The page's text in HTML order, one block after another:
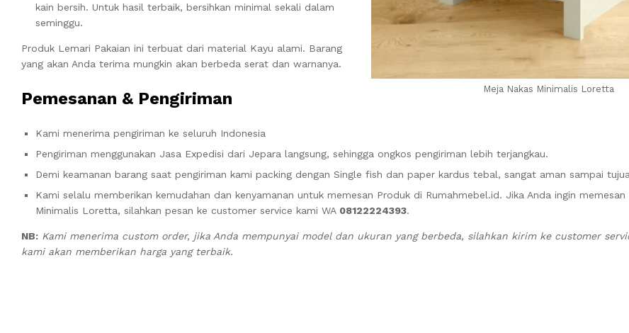
Meja Nakas Minimalis Loretta
kain bersih. Untuk hasil terbaik, bersihkan minimal sekali dalam
seminggu.
Produk Lemari Pakaian ini terbuat dari material Kayu alami. Barang
yang akan Anda terima mungkin akan berbeda serat dan warnanya.
Pemesanan & Pengiriman
Kami menerima pengiriman ke seluruh Indonesia
Pengiriman menggunakan Jasa Expedisi dari Jepara langsung, sehingga ongkos pengiriman lebih terjangkau.
Demi keamanan barang saat pengiriman kami packing dengan Single fish dan paper kardus tebal, sangat aman sampai
Kami selalu memberikan kemudahan dan kenyamanan untuk memesan Produk di Rumahmebel.id. Jika Anda ingin memesan
Minimalis Loretta, silahkan pesan ke customer service kami WA 08122224393.
NB: Kami menerima custom order, jika Anda mempunyai model dan ukuran yang berbeda, silahkan kirim ke customer
kami akan memberikan harga yang terbaik.